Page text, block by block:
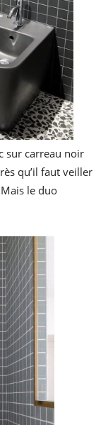
sur carreau noir
qu’il faut veiller
le duo